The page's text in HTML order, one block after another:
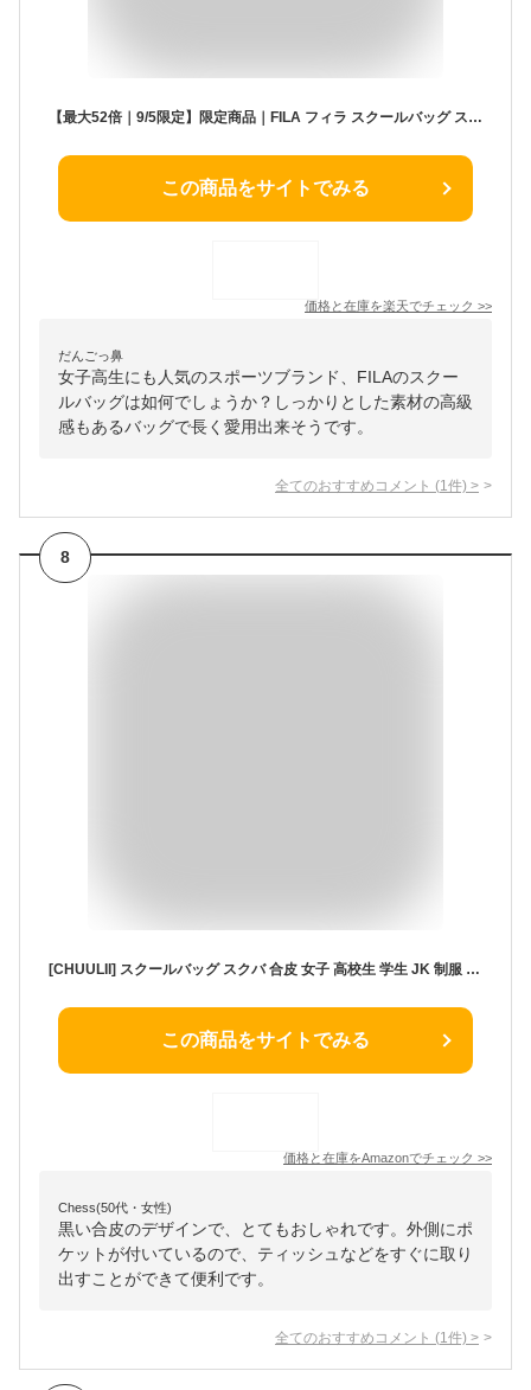
【最大52倍｜9/5限定】限定商品｜FILA フィラ スクールバッグ スクバ 合皮 女子 女子高生 高校生 中学生 通学 学生鞄 黒 紺色 ブラック ネイビー サブバッグ カバン A4 7831 sc24 cpn10
この商品をサイトでみる
価格と在庫を楽天でチェック >>
だんごっ鼻
女子高生にも人気のスポーツブランド、FILAのスクー
ルバッグは如何でしょうか？しっかりとした素材の高級
感もあるバッグで長く愛用出来そうです。
全てのおすすめコメント (1 件) >
8
[CHUULII] スクールバッグ スクバ 合皮 女子 高校生 学生 JK 制服 通学 通塾 ボスドンバッグ 大容量 肩紐長い イヤホン穴なし 茶色 黒 (ブラック)
この商品をサイトでみる
価格と在庫をAmazonでチェック >>
Chess(50代・女性)
黒い合皮のデザインで、とてもおしゃれです。外側にポ
ケットが付いているので、ティッシュなどをすぐに取り
出すことができて便利です。
全てのおすすめコメント (1 件) >